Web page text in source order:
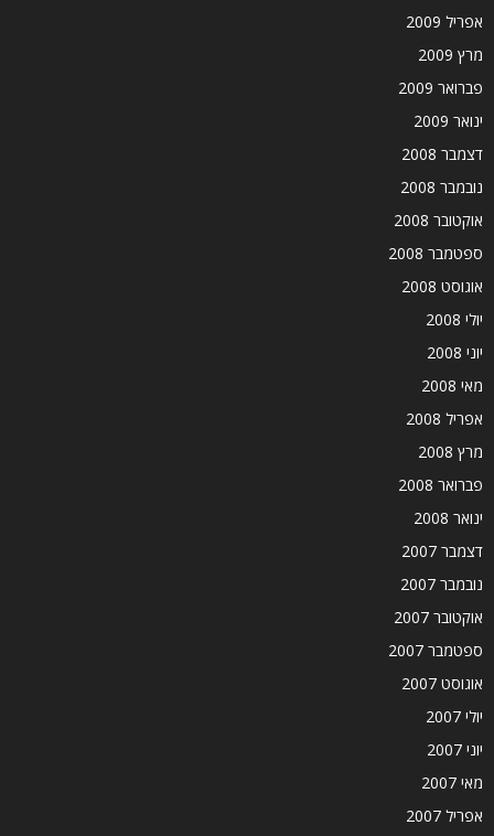
אפריל 2009
מרץ 2009
פברואר 2009
ינואר 2009
דצמבר 2008
נובמבר 2008
אוקטובר 2008
ספטמבר 2008
אוגוסט 2008
יולי 2008
יוני 2008
מאי 2008
אפריל 2008
מרץ 2008
פברואר 2008
ינואר 2008
דצמבר 2007
נובמבר 2007
אוקטובר 2007
ספטמבר 2007
אוגוסט 2007
יולי 2007
יוני 2007
מאי 2007
אפריל 2007